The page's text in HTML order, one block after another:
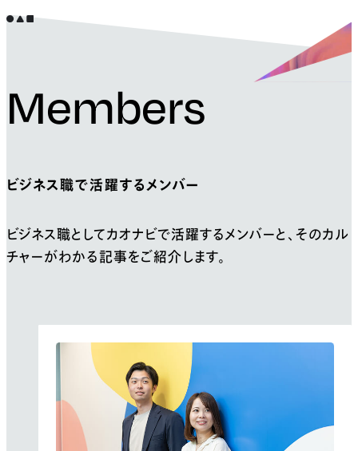
Members
ビジネス職で活躍するメンバー
ビジネス職としてカオナビで活躍するメンバーと、 そのカル
チャーがわかる記事をご紹介します。